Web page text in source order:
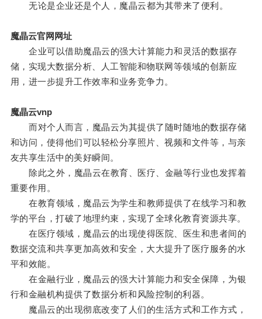
无论是企业还是个人，魔晶云都为其带来了便利。
魔晶云官网网址
企业可以借助魔晶云的强大计算能力和灵活的数据存
储，实现大数据分析、人工智能和物联网等领域的创新应
用，进一步提升工作效率和业务竞争力。
魔晶云vnp
而对个人而言，魔晶云为其提供了随时随地的数据存储
和访问，使得他们可以轻松分享照片、视频和文件等，与亲
友共享生活中的美好瞬间。
除此之外，魔晶云在教育、医疗、金融等行业也发挥着
重要作用。
在教育领域，魔晶云为学生和教师提供了在线学习和教
学的平台，打破了地理约束，实现了全球化教育资源共享。
在医疗领域，魔晶云的出现使得医院、医生和患者间的
数据交流和共享更加高效和安全，大大提升了医疗服务的水
平和效能。
在金融行业，魔晶云的强大计算能力和安全保障，为银
行和金融机构提供了数据分析和风险控制的利器。
魔晶云的出现彻底改变了人们的生活方式和工作方式，